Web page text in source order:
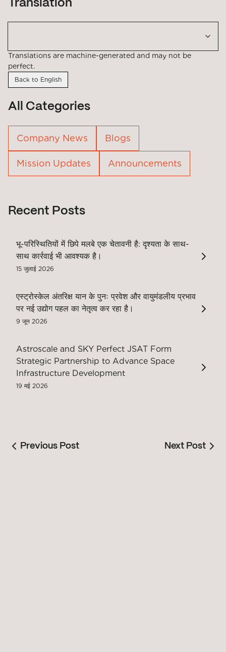
Translation
Translations are machine-generated and may not be
perfect.
Back to English
All Categories
Company News Blogs
Mission Updates Announcements
Recent Posts
भू-परिस्थितियों में छिपे मलबे एक चेतावनी है: दृश्यता के साथ-
साथ कार्रवाई भी आवश्यक है।
15 जुलाई 2026
एस्ट्रोस्केल अंतरिक्ष यान के पुनः प्रवेश और वायुमंडलीय प्रभाव
पर नई उद्योग पहल का नेतृत्व कर रहा है।
9 जून 2026
Astroscale and SKY Perfect JSAT Form
Strategic Partnership to Advance Space
Infrastructure Development
19 मई 2026
Previous Post Next Post